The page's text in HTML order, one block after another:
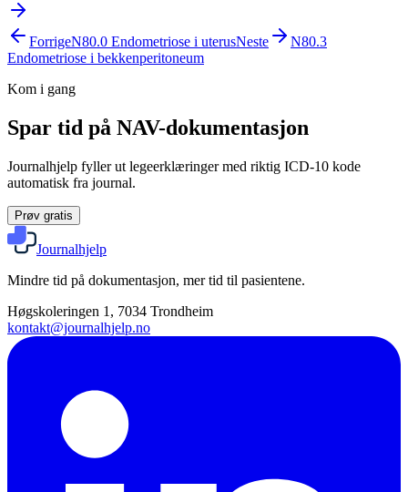
ForrigeN80.0 Endometriose i uterusNeste
N80.3
Endometriose i bekkenperitoneum
Kom i gang
Spar tid på NAV-dokumentasjon
Journalhjelp fyller ut legeerklæringer med riktig ICD-10 kode
automatisk fra journal.
Prøv gratis
Journalhjelp
Mindre tid på dokumentasjon, mer tid til pasientene.
Høgskoleringen 1, 7034 Trondheim
kontakt@journalhjelp.no